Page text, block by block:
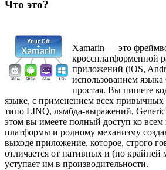
Что это?
Xamarin — это
кроссплатформенной
приложений (iOS,
использованием
простая. Вы пишете
языке, с применением всех привычных
типо LINQ, лямбда-выражений,
этом вы имеете полный доступ ко
платформы и родному механизму
выходе приложение, которое, строго
отличается от нативных и (по крайней
уступает им в производительности.